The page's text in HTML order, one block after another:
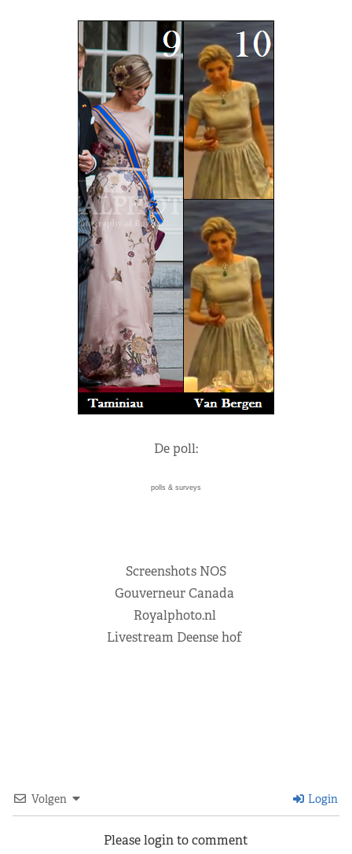
De poll:
polls & surveys
Screenshots NOS
Gouverneur Canada
Royalphoto.nl
Livestream Deense hof
Volgen Login
Please login to comment